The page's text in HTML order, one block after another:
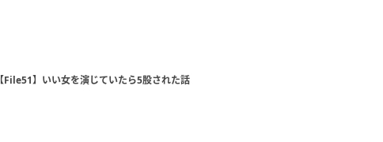
【File51】いい女を演じていたら5股された話